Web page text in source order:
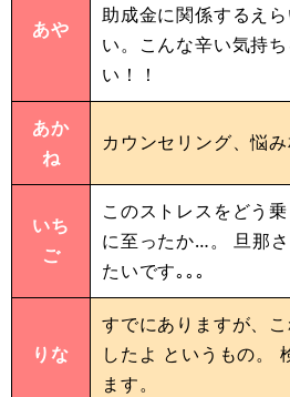
あや
助成金に関係するえ
い。こんな辛い気持
い！！
あか
ね
カウンセリング、悩
いち
ご
このストレスをどう
に至ったか…。 旦那
たいです｡｡｡
りな
すでにありますが、
したよ というもの。
ます。